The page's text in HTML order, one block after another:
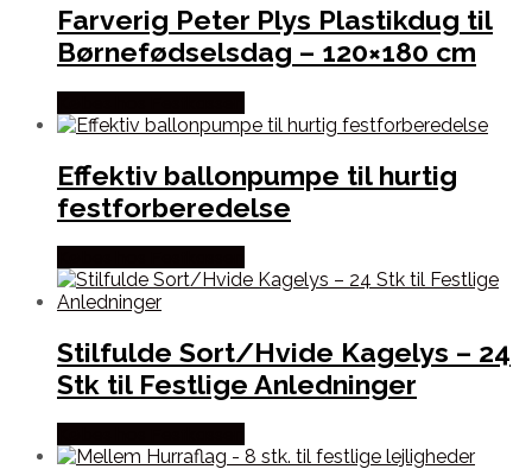
Farverig Peter Plys Plastikdug til
Børnefødselsdag – 120×180 cm
Effektiv ballonpumpe til hurtig
festforberedelse
Stilfulde Sort/Hvide Kagelys – 24
Stk til Festlige Anledninger